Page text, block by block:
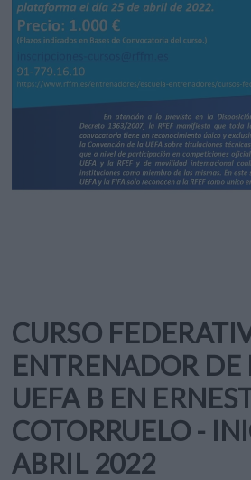
CURSO
ENTRENADOR DE
UEFA B EN
COTORRUELO -
ABRIL 2022